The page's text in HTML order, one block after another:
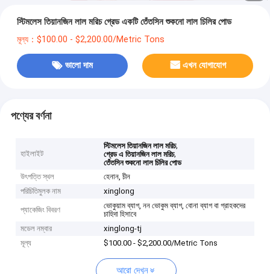
স্টিমলেস তিয়ানজিন লাল মরিচ গ্রেড একটি তেঁতসিন শুকনো লাল চিলির পোড
মূল্য：$100.00 - $2,200.00/Metric Tons
ভালো দাম এখন যোগাযোগ
পণ্যের বর্ণনা
হাইলাইট
স্টিমলেস তিয়ানজিন লাল মরিচ,
গ্রেড এ তিয়ানজিন লাল মরিচ,
তেঁতসিন শুকনো লাল চিলির পোড
উৎপত্তি স্থল
হেনান, চীন
পরিচিতিমুলক নাম
xinglong
প্যাকেজিং বিবরণ
ভোকুয়াম ব্যাগ, নন ভোকুম ব্যাগ, বোনা ব্যাগ বা গ্রাহকদের
চাহিদা হিসাবে
মডেল নম্বার
xinglong-tj
মূল্য
$100.00 - $2,200.00/Metric Tons
আরো দেখুন